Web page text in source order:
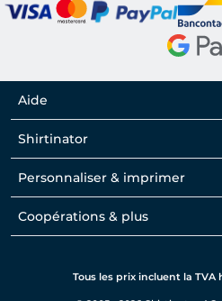
Aide
Shirtinator
Personnaliser & imprimer
Coopérations & plus
Tous les prix incluent la